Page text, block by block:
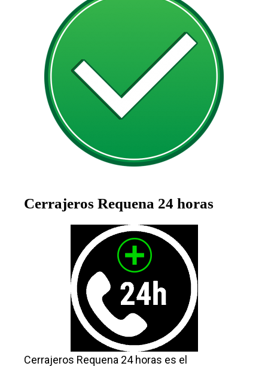
Cerrajeros Requena 24 horas
Cerrajeros Requena 24 horas es el